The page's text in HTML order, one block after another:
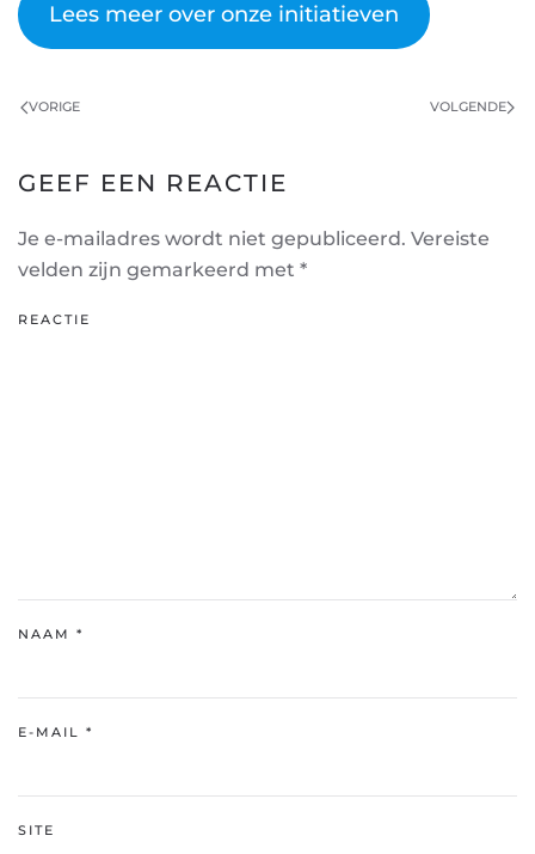
Lees meer over onze initiatieven
VORIGE VOLGENDE
GEEF EEN REACTIE
Je e-mailadres wordt niet gepubliceerd. Vereiste
velden zijn gemarkeerd met *
REACTIE
NAAM *
E-MAIL *
SITE